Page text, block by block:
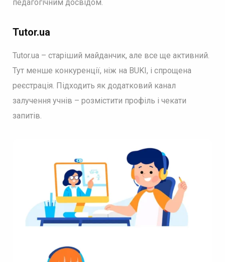
педагогічним досвідом.
Tutor.ua
Tutor.ua – старіший майданчик, але все ще активний.
Тут менше конкуренції, ніж на BUKI, і спрощена
реєстрація. Підходить як додатковий канал
залучення учнів – розмістити профіль і чекати
запитів.